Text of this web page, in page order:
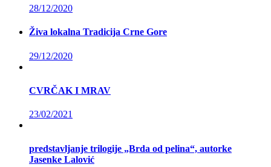
28/12/2020
Živa lokalna Tradicija Crne Gore
29/12/2020
CVRČAK I MRAV
23/02/2021
predstavljanje trilogije „Brda od pelina“, autorke
Jasenke Lalović